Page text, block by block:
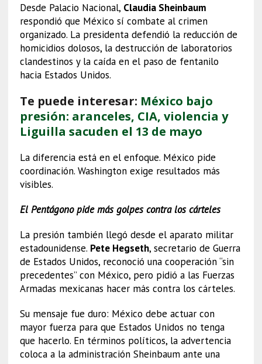
Desde Palacio Nacional, Claudia Sheinbaum
respondió que México sí combate al crimen
organizado. La presidenta defendió la reducción de
homicidios dolosos, la destrucción de laboratorios
clandestinos y la caída en el paso de fentanilo
hacia Estados Unidos.
Te puede interesar: México bajo
presión: aranceles, CIA, violencia y
Liguilla sacuden el 13 de mayo
La diferencia está en el enfoque. México pide
coordinación. Washington exige resultados más
visibles.
El Pentágono pide más golpes contra los cárteles
La presión también llegó desde el aparato militar
estadounidense. Pete Hegseth, secretario de Guerra
de Estados Unidos, reconoció una cooperación “sin
precedentes” con México, pero pidió a las Fuerzas
Armadas mexicanas hacer más contra los cárteles.
Su mensaje fue duro: México debe actuar con
mayor fuerza para que Estados Unidos no tenga
que hacerlo. En términos políticos, la advertencia
coloca a la administración Sheinbaum ante una